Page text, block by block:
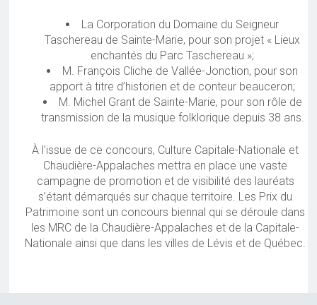
La Corporation du Domaine du Seigneur
Taschereau de Sainte-Marie, pour son projet « Lieux
enchantés du Parc Taschereau »;
M. François Cliche de Vallée-Jonction, pour son
apport à titre d’historien et de conteur beauceron;
M. Michel Grant de Sainte-Marie, pour son rôle de
transmission de la musique folklorique depuis 38 ans.
À l’issue de ce concours, Culture Capitale-Nationale et
Chaudière-Appalaches mettra en place une vaste
campagne de promotion et de visibilité des lauréats
s’étant démarqués sur chaque territoire. Les Prix du
Patrimoine sont un concours biennal qui se déroule dans
les MRC de la Chaudière-Appalaches et de la Capitale-
Nationale ainsi que dans les villes de Lévis et de Québec.